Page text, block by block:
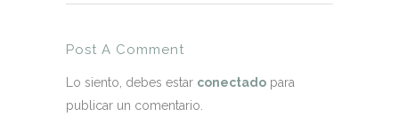
Post A Comment
Lo siento, debes estar conectado para
publicar un comentario.